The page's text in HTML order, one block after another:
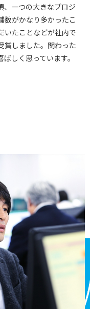
、一つの大きなプロジ
数がかなり多かったこ
いたことなどが社内で
賞しました。関わった
しく思っています。